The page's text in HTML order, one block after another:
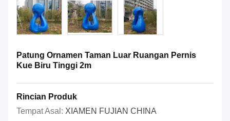
Patung Ornamen Taman Luar Ruangan Pernis
Kue Biru Tinggi 2m
Rincian Produk
Tempat Asal: XIAMEN FUJIAN CHINA